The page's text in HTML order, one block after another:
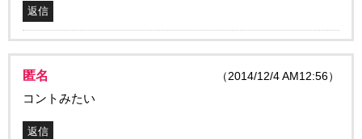
返信
匿名 （2014/12/4 AM12:56）
コントみたい
返信